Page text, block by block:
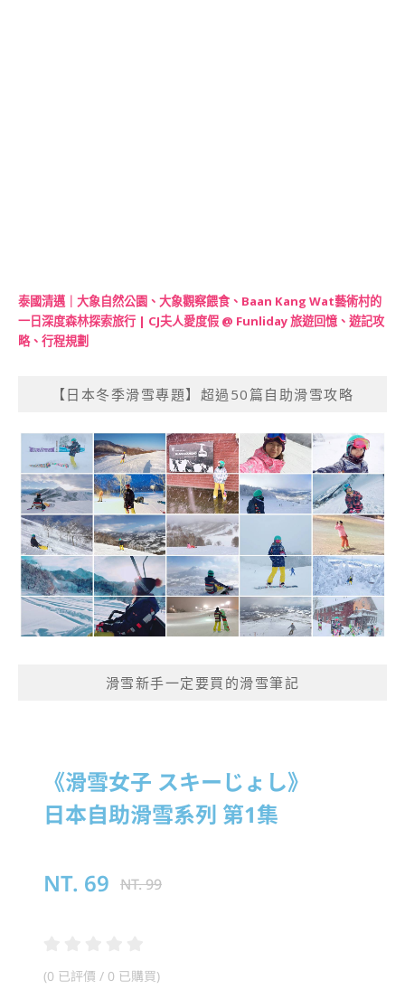
泰國清邁｜大象自然公園、大象觀察餵食、Baan Kang Wat藝術村的
一日深度森林探索旅行 | CJ夫人愛度假 @ Funliday 旅遊回憶、遊記攻
略、行程規劃
【日本冬季滑雪專題】超過50篇自助滑雪攻略
滑雪新手一定要買的滑雪筆記